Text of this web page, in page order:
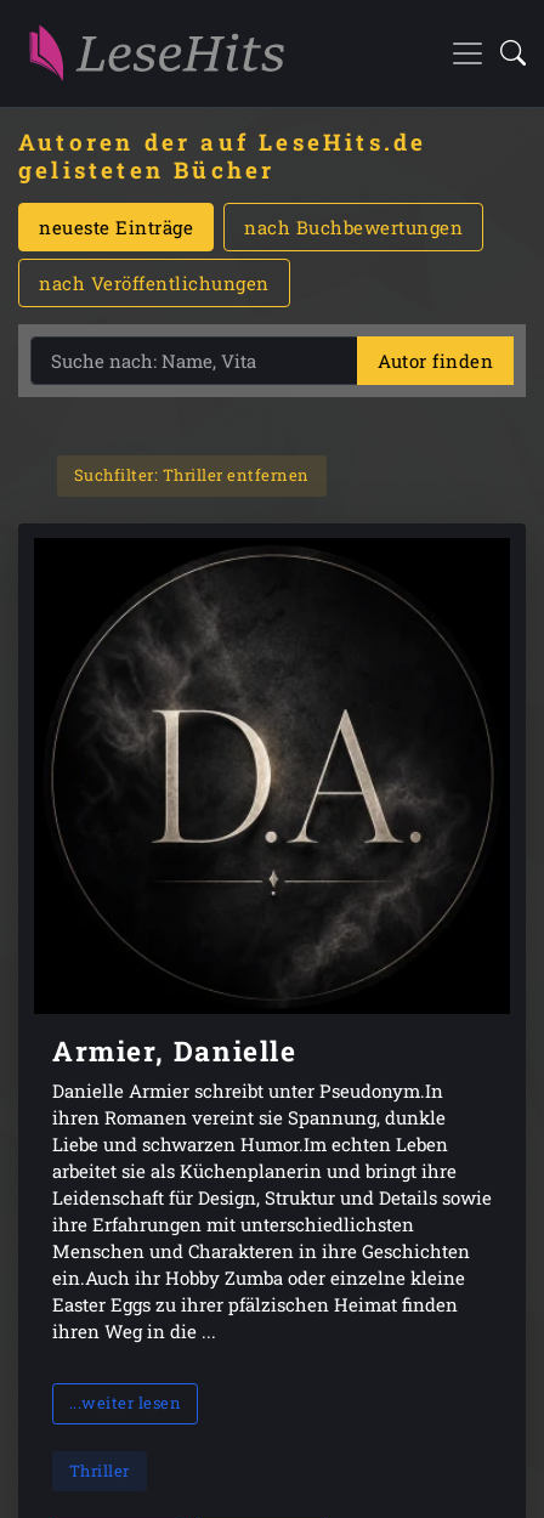
Autoren der auf LeseHits.de
gelisteten Bücher
neueste Einträge nach Buchbewertungen
nach Veröffentlichungen
Autor finden
Suchfilter: Thriller entfernen
Armier, Danielle
Danielle Armier schreibt unter Pseudonym.In
ihren Romanen vereint sie Spannung, dunkle
Liebe und schwarzen Humor.Im echten Leben
arbeitet sie als Küchenplanerin und bringt ihre
Leidenschaft für Design, Struktur und Details sowie
ihre Erfahrungen mit unterschiedlichsten
Menschen und Charakteren in ihre Geschichten
ein.Auch ihr Hobby Zumba oder einzelne kleine
Easter Eggs zu ihrer pfälzischen Heimat finden
ihren Weg in die ...
...weiter lesen
Thriller